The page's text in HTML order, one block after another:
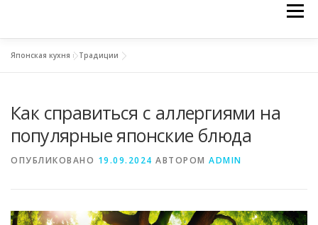
Меню
РЕЦЕПТЫ ТРАДИЦИИ СТАТЬИ
Японская кухня »Традиции
Как справиться с аллергиями на
популярные японские блюда
ОПУБЛИКОВАНО 19.09.2024 АВТОРОМ ADMIN